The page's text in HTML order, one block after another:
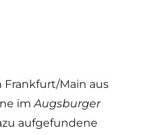
Frankfurt/Main aus
imAugsburger
aufgefundene